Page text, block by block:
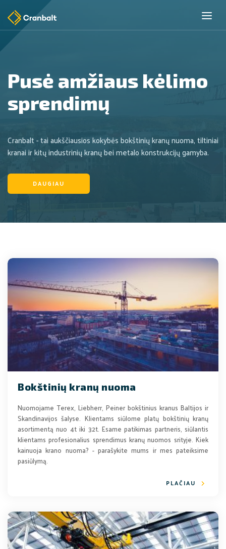
Pusė amžiaus kėlimo
sprendimų
Cranbalt - tai aukščiausios kokybės bokštinių kranų nuoma, tiltiniai
kranai ir kitų industrinių kranų bei metalo konstrukcijų gamyba.
DAUGIAU
Bokštinių kranų nuoma
Nuomojame Terex, Liebherr, Peiner bokštinius kranus Baltijos ir
Skandinavijos šalyse. Klientams siūlome platų bokštinių kranų
asortimentą nuo 4t iki 32t. Esame patikimas partneris, siūlantis
klientams profesionalius sprendimus kranų nuomos srityje. Kiek
kainuoja krano nuoma? - parašykite mums ir mes pateiksime
pasiūlymą.
PLAČIAU